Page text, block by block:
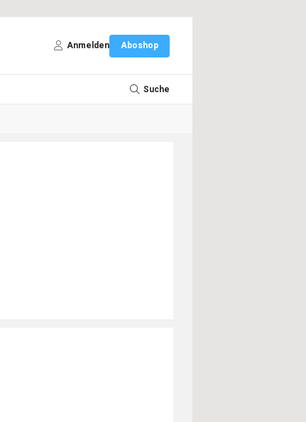
Anmelden Aboshop
Suche